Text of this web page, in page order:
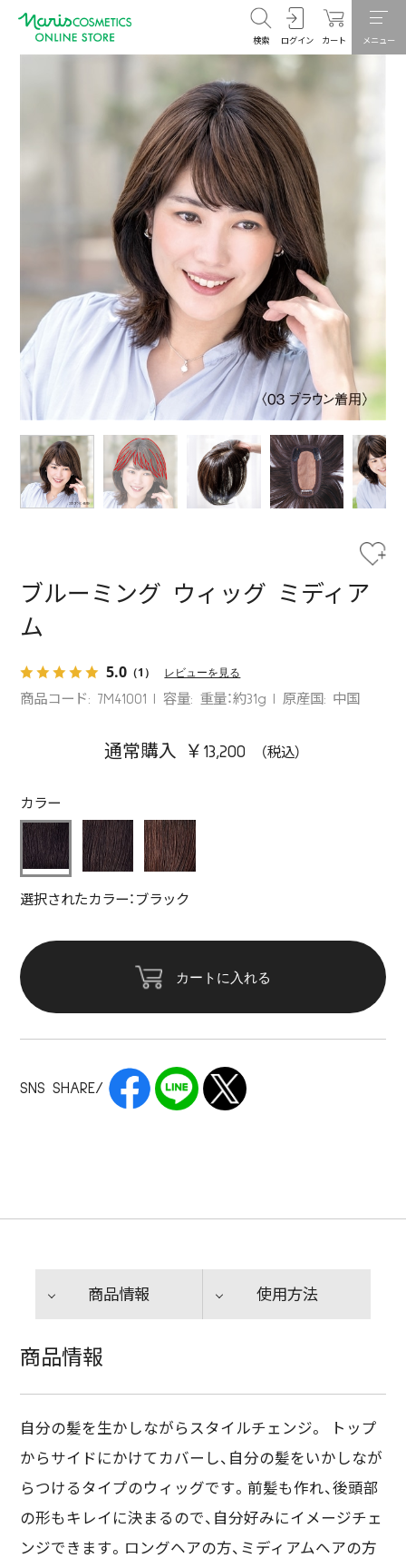
検索 ログイン カート メニュー
ブルーミング ウィッグ ミディア
ム
5.0 （1） レビューを見る
商品コード: 7M41001 容量: 重量：約31g 原産国: 中国
通常購入 ￥13,200
カラー
選択されたカラー：ブラック
カートに入れる
SNS SHARE/
商品情報 使用方法
商品情報
自分の髪を生かしながらスタイルチェンジ。 トップ
からサイドにかけてカバーし、自分の髪をいかしなが
らつけるタイプのウィッグです。前髪も作れ、後頭部
の形もキレイに決まるので、自分好みにイメージチェ
ンジできます。ロングヘアの方、ミディアムヘアの方